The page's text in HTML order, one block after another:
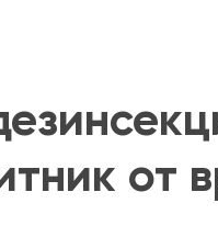
от